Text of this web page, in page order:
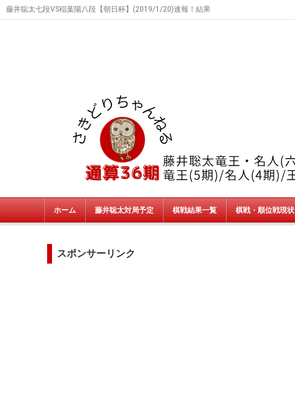
藤井聡太七段VS稲葉陽八段【朝日杯】(2019/1/20)速報！結果
ホーム 藤井聡太対局予定 棋戦結果一覧 棋戦・順位戦現状
スポンサーリンク